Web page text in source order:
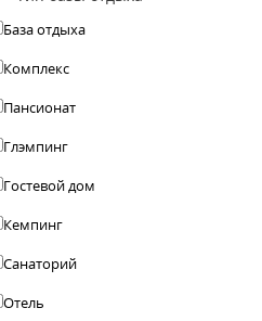
База отдыха
Комплекс
Пансионат
Глэмпинг
Гостевой дом
Кемпинг
Санаторий
Отель